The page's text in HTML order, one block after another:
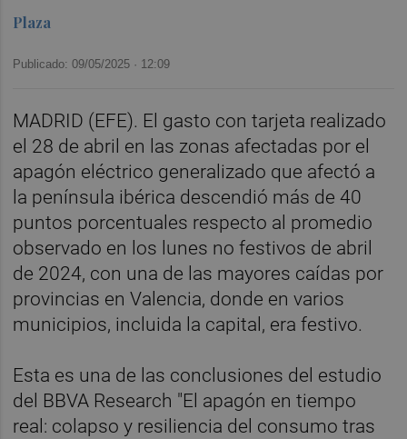
Plaza
Publicado: 09/05/2025 · 12:09
MADRID (EFE). El gasto con tarjeta realizado
el 28 de abril en las zonas afectadas por el
apagón eléctrico generalizado que afectó a
la península ibérica descendió más de 40
puntos porcentuales respecto al promedio
observado en los lunes no festivos de abril
de 2024, con una de las mayores caídas por
provincias en Valencia, donde en varios
municipios, incluida la capital, era festivo.
Esta es una de las conclusiones del estudio
del BBVA Research "El apagón en tiempo
real: colapso y resiliencia del consumo tras